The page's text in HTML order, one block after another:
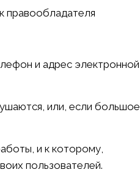
правообладателя
и адрес электронной
или, если большое
и к которому,
пользователей.